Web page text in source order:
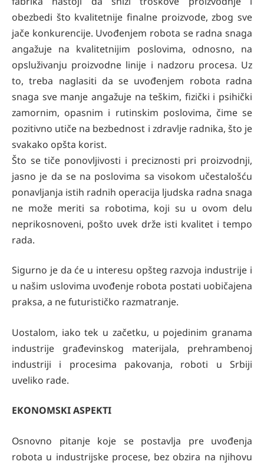
obezbedi što kvalitetnije finalne proizvode, zbog sve
jače konkurencije. Uvođenjem robota se radna snaga
angažuje na kvalitetnijim poslovima, odnosno, na
opsluživanju proizvodne linije i nadzoru procesa. Uz
to, treba naglasiti da se uvođenjem robota radna
snaga sve manje angažuje na teškim, fizički i psihički
zamornim, opasnim i rutinskim poslovima, čime se
pozitivno utiče na bezbednost i zdravlje radnika, što je
svakako opšta korist.
Što se tiče ponovljivosti i preciznosti pri proizvodnji,
jasno je da se na poslovima sa visokom učestalošću
ponavljanja istih radnih operacija ljudska radna snaga
ne može meriti sa robotima, koji su u ovom delu
neprikosnoveni, pošto uvek drže isti kvalitet i tempo
rada.
Sigurno je da će u interesu opšteg razvoja industrije i
u našim uslovima uvođenje robota postati uobičajena
praksa, a ne futurističko razmatranje.
Uostalom, iako tek u začetku, u pojedinim granama
industrije građevinskog materijala, prehrambenoj
industriji i procesima pakovanja, roboti u Srbiji
uveliko rade.
EKONOMSKI ASPEKTI
Osnovno pitanje koje se postavlja pre uvođenja
robota u industrijske procese, bez obzira na njihovu